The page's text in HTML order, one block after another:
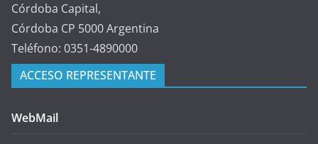
Córdoba Capital,
Córdoba CP 5000 Argentina
Teléfono: 0351-4890000
ACCESO REPRESENTANTE
WebMail